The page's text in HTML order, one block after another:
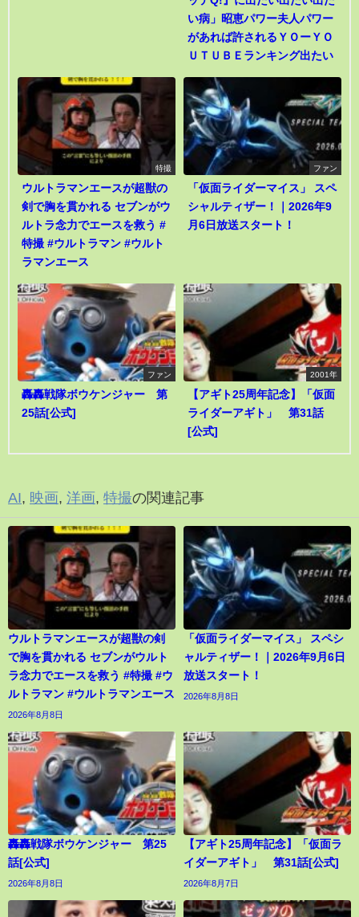
い病」昭恵パワー夫人パワー
があれば許されるＹＯーＹＯ
ＵＴＵＢＥランキング出たい
特撮
ウルトラマンエースが超獣の
剣で胸を貫かれる セブンがウ
ルトラ念力でエースを救う #
特撮 #ウルトラマン #ウルト
ラマンエース
ファン
「仮面ライダーマイス」 スペ
シャルティザー！｜2026年9
月6日放送スタート！
ファン
轟轟戦隊ボウケンジャー 第
25話[公式]
2001年
【アギト25周年記念】「仮面
ライダーアギト」 第31話
[公式]
AI, 映画, 洋画, 特撮の関連記事
ウルトラマンエースが超獣の剣
で胸を貫かれる セブンがウルト
ラ念力でエースを救う #特撮 #ウ
ルトラマン #ウルトラマンエース
2026年8月8日
「仮面ライダーマイス」 スペシ
ャルティザー！｜2026年9月6日
放送スタート！
2026年8月8日
轟轟戦隊ボウケンジャー 第25
話[公式]
2026年8月8日
【アギト25周年記念】「仮面ラ
イダーアギト」 第31話[公式]
2026年8月7日